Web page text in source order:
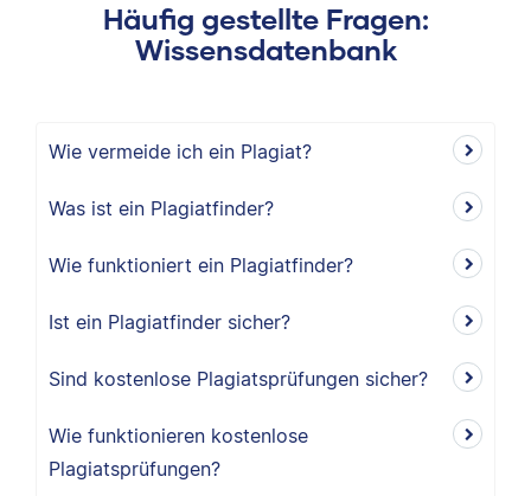
Häufig gestellte Fragen:
Wissensdatenbank
Wie vermeide ich ein Plagiat?
Was ist ein Plagiatfinder?
Wie funktioniert ein Plagiatfinder?
Ist ein Plagiatfinder sicher?
Sind kostenlose Plagiatsprüfungen sicher?
Wie funktionieren kostenlose
Plagiatsprüfungen?